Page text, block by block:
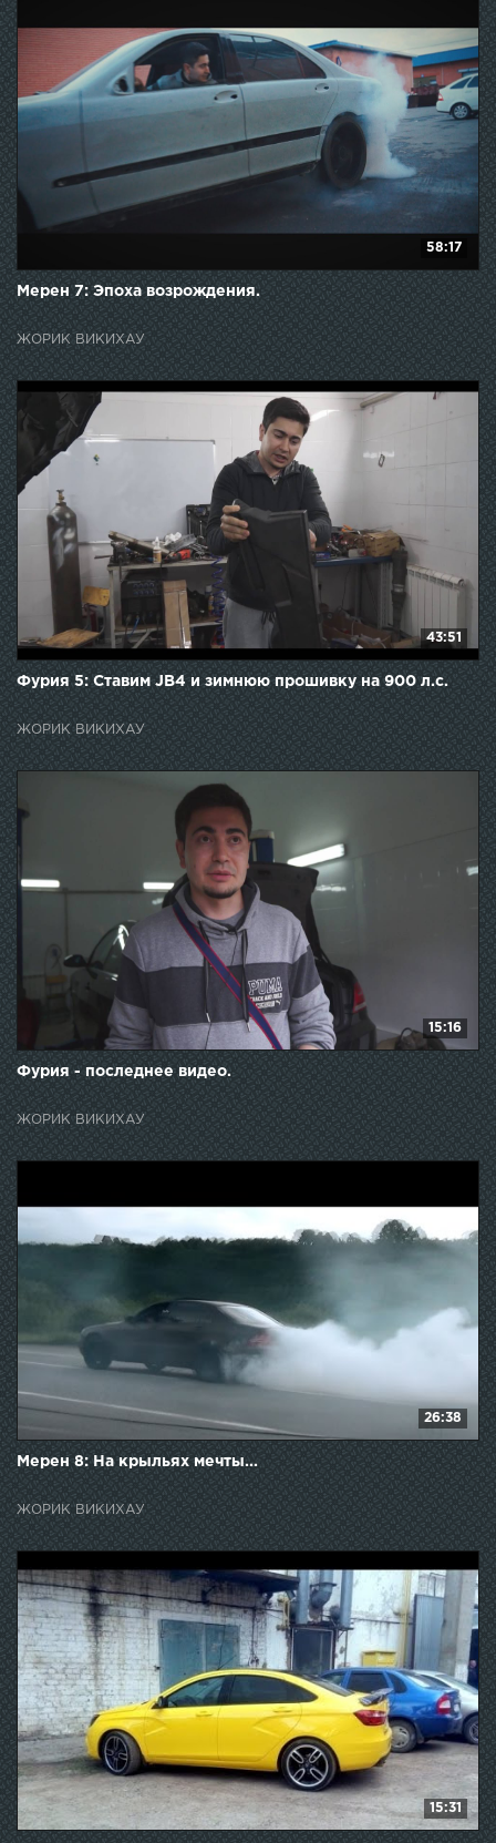
58:17
Мерен 7: Эпоха возрождения.
ЖОРИК ВИКИХАУ
43:51
Фурия 5: Ставим JB4 и зимнюю прошивку на 900 л.с.
ЖОРИК ВИКИХАУ
15:16
Фурия - последнее видео.
ЖОРИК ВИКИХАУ
26:38
Мерен 8: На крыльях мечты...
ЖОРИК ВИКИХАУ
15:31